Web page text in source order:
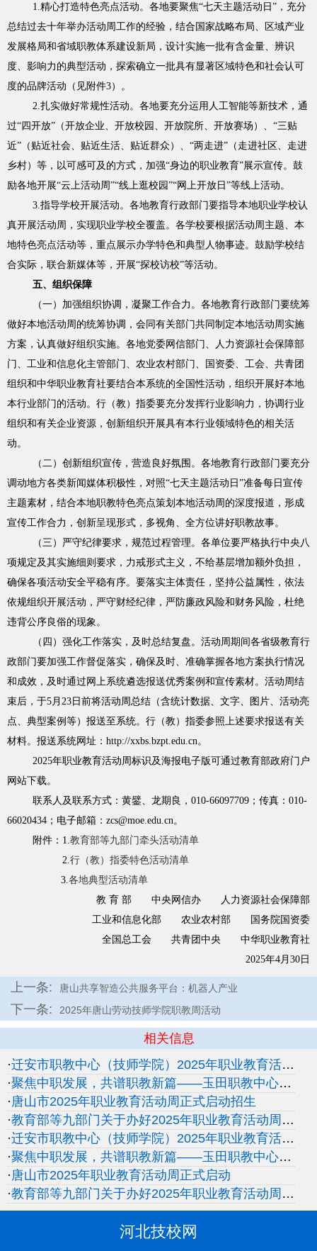
1.精心打造特色亮点活动。各地要聚焦“七天主题活动日”，充分
总结过去十年举办活动周工作的经验，结合国家战略布局、区域产业
发展格局和省域职教体系建设新局，设计实施一批有含金量、辨识
度、影响力的典型活动，探索确立一批具有显著区域特色和社会认可
度的品牌活动（见附件3）。
2.扎实做好常规性活动。各地要充分运用人工智能等新技术，通
过“四开放”（开放企业、开放校园、开放院所、开放赛场）、“三贴
近”（贴近社会、贴近生活、贴近群众）、“两走进”（走进社区、走进
乡村）等，以可感可及的方式，加强“身边的职业教育”展示宣传。鼓
励各地开展“云上活动周”“线上逛校园”“网上开放日”等线上活动。
3.指导学校开展活动。各地教育行政部门要指导本地职业学校认
真开展活动周，实现职业学校全覆盖。各学校要根据活动周主题、本
地特色亮点活动等，重点展示办学特色和典型人物事迹。鼓励学校结
合实际，联合新媒体等，开展“探校访校”等活动。
五、组织保障
（一）加强组织协调，凝聚工作合力。各地教育行政部门要统筹
做好本地活动周的统筹协调，会同有关部门共同制定本地活动周实施
方案，认真做好组织实施。各地党委网信部门、人力资源社会保障部
门、工业和信息化主管部门、农业农村部门、国资委、工会、共青团
组织和中华职业教育社要结合本系统的全国性活动，组织开展好本地
本行业部门的活动。行（教）指委要充分发挥行业影响力，协调行业
组织和有关企业资源，创新组织开展具有本行业领域特色的相关活
动。
（二）创新组织宣传，营造良好氛围。各地教育行政部门要充分
调动地方各类新闻媒体积极性，对照“七天主题活动日”准备每日宣传
主题素材，结合本地职教特色亮点策划本地活动周的深度报道，形成
宣传工作合力，创新呈现形式，多视角、全方位讲好职教故事。
（三）严守纪律要求，规范过程管理。各单位要严格执行中央八
项规定及其实施细则要求，力戒形式主义，不给基层增加额外负担，
确保各项活动安全平稳有序。要落实主体责任，坚持公益属性，依法
依规组织开展活动，严守财经纪律，严防廉政风险和财务风险，杜绝
违背公序良俗的现象。
（四）强化工作落实，及时总结复盘。活动周期间各省级教育行
政部门要加强工作督促落实，确保及时、准确掌握各地方案执行情况
和成效，及时通过网上系统遴选报送优秀案例和宣传素材。活动周结
束后，于5月23日前将活动周总结（含统计数据、文字、图片、活动亮
点、典型案例等）报送至系统。行（教）指委参照上述要求报送有关
材料。报送系统网址：http://xxbs.bzpt.edu.cn。
2025年职业教育活动周标识及海报电子版可通过教育部政府门户
网站下载。
联系人及联系方式：黄鐾、龙期良，010-66097709；传真：010-
66020434；电子邮箱：zcs@moe.edu.cn。
附件：1. 教育部等九部门牵头活动清单
2. 行（教）指委特色活动清单
3. 各地典型活动清单
教 育 部 中央网信办 人力资源社会保障部
工业和信息化部 农业农村部 国务院国资委
全国总工会 共青团中央 中华职业教育社
2025年4月30日
上一条: 唐山共享智造公共服务平台：机器人产业
下一条: 2025年唐山劳动技师学院职教周活动
相关信息
·迁安市职教中心（技师学院）2025年职业教育活动周暨第十一届技能节正式启动招生
·聚焦中职发展，共谱职教新篇——玉田职教中心承办唐山市2025年职业教育活动周启动仪式招生
· 唐山市2025年职业教育活动周正式启动招生
·教育部等九部门关于办好2025年职业教育活动周的通知招生
·迁安市职教中心（技师学院）2025年职业教育活动周暨第十一届技能节正式启动
·聚焦中职发展，共谱职教新篇——玉田职教中心承办唐山市2025年职业教育活动周启动仪式
· 唐山市2025年职业教育活动周正式启动
·教育部等九部门关于办好2025年职业教育活动周的通知
河北技校网